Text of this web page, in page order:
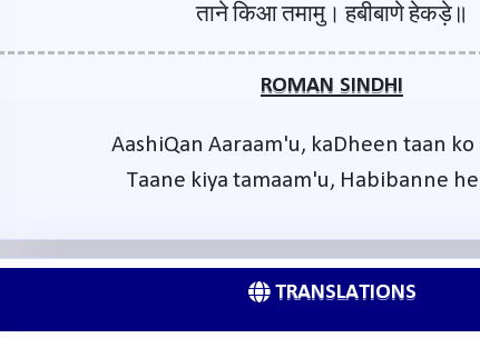
ताने किआ तमामु। हबीबाणे हेकड़े॥
ROMAN SINDHI
AashiQan Aaraam'u, kaDheen taan ko
Taane kiya tamaam'u, Habibanne
TRANSLATIONS